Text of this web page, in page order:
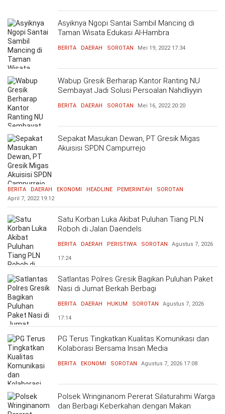
Asyiknya Ngopi Santai Sambil Mancing di
Taman Wisata Edukasi Al-Hambra
BERITA DAERAH SOROTAN Mei 19, 2022 17:34
Wabup Gresik Berharap Kantor Ranting NU
Sembayat Jadi Solusi Persoalan Nahdliyyin
BERITA DAERAH SOROTAN Mei 16, 2022 20:20
Sepakat Masukan Dewan, PT Gresik Migas
Akuisisi SPDN Campurrejo
BERITA DAERAH EKONOMI HEADLINE PEMERINTAH
SOROTAN
April 7, 2022 19:12
Satu Korban Luka Akibat Puluhan Tiang PLN
Roboh di Jalan Daendels
BERITA DAERAH PERISTIWA SOROTAN Agustus 7, 2026
17:24
Satlantas Polres Gresik Bagikan Puluhan Paket
Nasi di Jumat Berkah Berbagi
BERITA DAERAH HUKUM SOROTAN Agustus 7, 2026
17:14
PG Terus Tingkatkan Kualitas Komunikasi dan
Kolaborasi Bersama Insan Media
BERITA EKONOMI SOROTAN Agustus 7, 2026 17:08
Polsek Wringinanom Pererat Silaturahmi Warga
dan Berbagi Keberkahan dengan Makan